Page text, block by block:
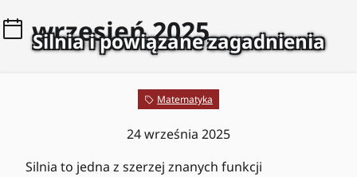
wrzesień 2025
Silnia i powiązane zagadnienia
Matematyka
24 września 2025
Silnia to jedna z szerzej znanych funkcji